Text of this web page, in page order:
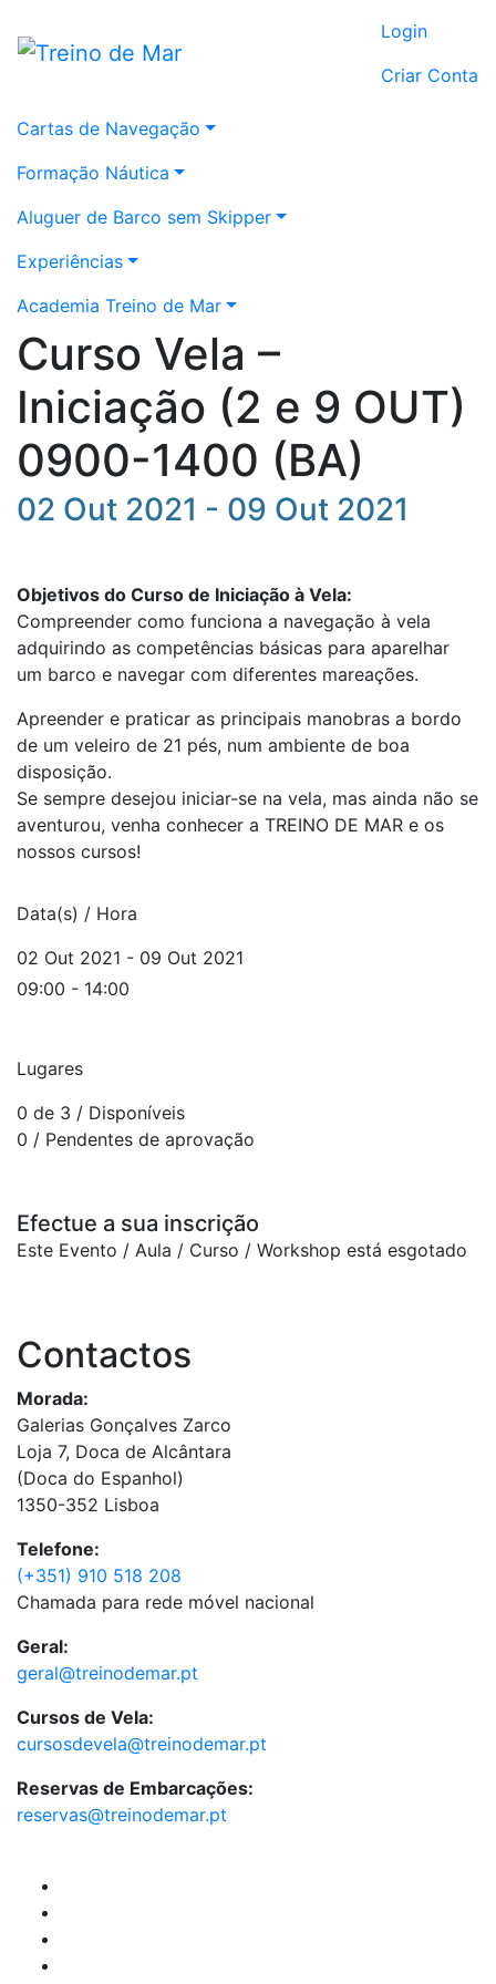
Login
Criar Conta
Cartas de Navegação
Formação Náutica
Aluguer de Barco sem Skipper
Experiências
Academia Treino de Mar
Curso Vela –
Iniciação (2 e 9 OUT)
0900-1400 (BA)
02 Out 2021 - 09 Out 2021
Objetivos do Curso de Iniciação à Vela:
Compreender como funciona a navegação à vela
adquirindo as competências básicas para aparelhar
um barco e navegar com diferentes mareações.
Apreender e praticar as principais manobras a bordo
de um veleiro de 21 pés, num ambiente de boa
disposição.
Se sempre desejou iniciar-se na vela, mas ainda não se
aventurou, venha conhecer a TREINO DE MAR e os
nossos cursos!
Data(s) / Hora
02 Out 2021 - 09 Out 2021
09:00 - 14:00
Lugares
0 de 3 / Disponíveis
0 / Pendentes de aprovação
Efectue a sua inscrição
Este Evento / Aula / Curso / Workshop está esgotado
Contactos
Morada:
Galerias Gonçalves Zarco
Loja 7, Doca de Alcântara
(Doca do Espanhol)
1350-352 Lisboa
Telefone:
(+351) 910 518 208
Chamada para rede móvel nacional
Geral:
geral@treinodemar.pt
Cursos de Vela:
cursosdevela@treinodemar.pt
Reservas de Embarcações:
reservas@treinodemar.pt